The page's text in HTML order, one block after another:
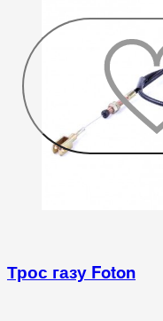
Трос газу Foton